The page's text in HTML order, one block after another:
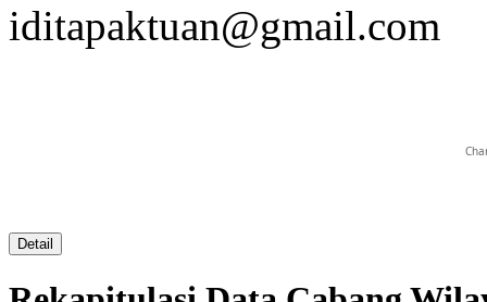
iditapaktuan@gmail.com
Detail